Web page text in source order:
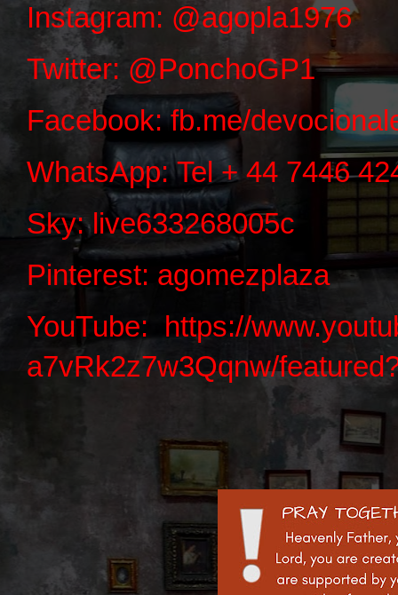
Instagram: @agopla1976
Twitter: @PonchoGP1
Facebook: fb.me/
WhatsApp:Tel + 44 7446
Sky: live633268005c
Pinterest: agomezplaza
YouTube: https://
a7vRk2z7w3Qqnw/